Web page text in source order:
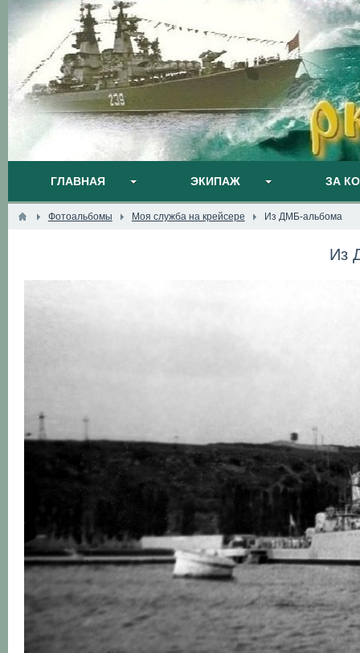
ГЛАВНАЯ ЭКИПАЖ ЗА
Фотоальбомы Моя служба на крейсере Из ДМБ-альбома
Из